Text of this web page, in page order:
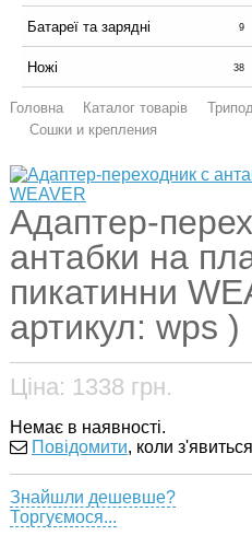
Батареї та зарядні 9
Ножі 38
Головна Каталог товарів
Сошки и крепления
Адаптер-
антабки на
пикатинни
артикул: wps )
Ціна: 1338 грн.
Немає в наявності.
Повідомити, коли з'явиться
Знайшли дешевше?
Торгуємося...